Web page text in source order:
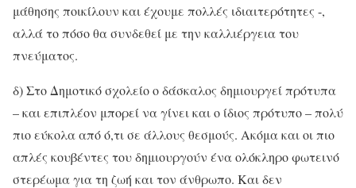
μάθησης ποικίλουν και έχουμε πολλές ιδιαιτερότητες -,
αλλά το πόσο θα συνδεθεί με την καλλιέργεια του
πνεύματος.
δ) Στο Δημοτικό σχολείο ο δάσκαλος δημιουργεί πρότυπα
– και επιπλέον μπορεί να γίνει και ο ίδιος πρότυπο – πολύ
πιο εύκολα από ό,τι σε άλλους θεσμούς. Ακόμα και οι πιο
απλές κουβέντες του δημιουργούν ένα ολόκληρο φωτεινό
στερέωμα για τη ζωή και τον άνθρωπο. Και δεν